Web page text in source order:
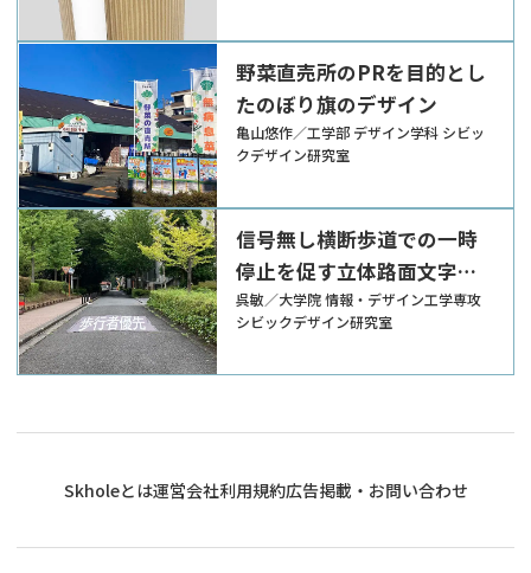
野菜直売所のPRを目的とし
たのぼり旗のデザイン
亀山悠作／工学部 デザイン学科 シビッ
クデザイン研究室
信号無し横断歩道での一時
停止を促す立体路面文字標
示の研究
呉敏／大学院 情報・デザイン工学専攻
シビックデザイン研究室
Skholeとは運営会社利用規約広告掲載・お問い合わせ